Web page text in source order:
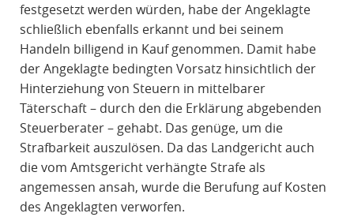
festgesetzt werden würden, habe der Angeklagte
schließlich ebenfalls erkannt und bei seinem
Handeln billigend in Kauf genommen. Damit habe
der Angeklagte bedingten Vorsatz hinsichtlich der
Hinterziehung von Steuern in mittelbarer
Täterschaft – durch den die Erklärung abgebenden
Steuerberater – gehabt. Das genüge, um die
Strafbarkeit auszulösen. Da das Landgericht auch
die vom Amtsgericht verhängte Strafe als
angemessen ansah, wurde die Berufung auf Kosten
des Angeklagten verworfen.